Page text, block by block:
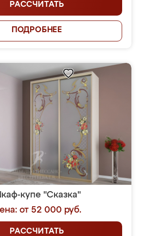
РАССЧИТАТЬ
ПОДРОБНЕЕ
купе "Сказка"
от 52 000 руб.
РАССЧИТАТЬ